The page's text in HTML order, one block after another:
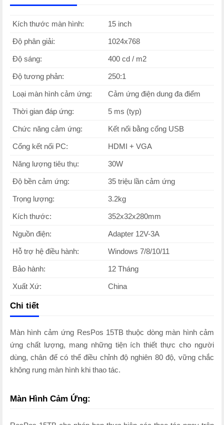
Kích thước màn hình: 15 inch
Độ phân giải: 1024x768
Độ sáng: 400 cd / m2
Độ tương phản: 250:1
Loại màn hình cảm ứng: Cảm ứng điện dung đa điểm
Thời gian đáp ứng: 5 ms (typ)
Chức năng cảm ứng: Kết nối bằng cổng USB
Cổng kết nối PC: HDMI + VGA
Năng lượng tiêu thụ: 30W
Độ bền cảm ứng: 35 triệu lần cảm ứng
Trọng lượng: 3.2kg
Kích thước: 352x32x280mm
Nguồn điện: Adapter 12V-3A
Hỗ trợ hệ điều hành: Windows 7/8/10/11
Bảo hành: 12 Tháng
Xuất Xứ: China
Chi tiết
Màn hình cảm ứng ResPos 15TB thuộc dòng màn hình cảm
ứng chất lượng, mang những tiện ích thiết thực cho người
dùng, chân đế có thể điều chỉnh độ nghiên 80 độ, vững chắc
không rung màn hình khi thao tác.
Màn Hình Cảm Ứng: